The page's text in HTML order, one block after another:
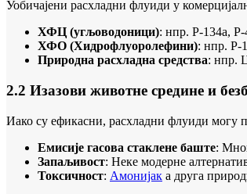
Уобичајени расхладни флуиди у
ХФЦ (угљоводоници): нпр. Р-134а,
ХФО (Хидрофлуоролефини): нпр. Р-
Природна расхладна средства: нпр.
2.2 Изазови животне средине и
Иако су ефикасни, расхладни флуиди могу
Емисије гасова стаклене баште:
Запаљивост: Неке модерне
Токсичност: Амонијак а друга